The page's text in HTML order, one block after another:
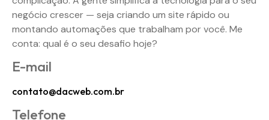
negócio crescer — seja criando um site rápido ou
montando automações que trabalham por você. Me
conta: qual é o seu desafio hoje?
E-mail
contato@dacweb.com.br
Telefone